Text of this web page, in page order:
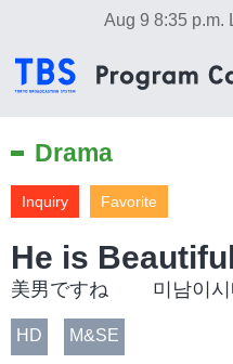
Aug 9 8:35 p.m.
Drama
Favorite
Inquiry
He is
美男ですね 미남이
HD M&SE